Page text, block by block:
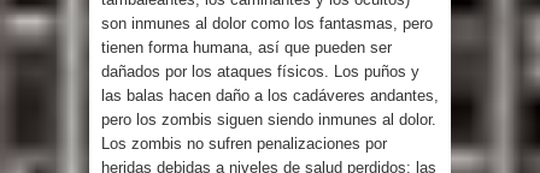
son inmunes al dolor como los fantasmas, pero
tienen forma humana, así que pueden ser
dañados por los ataques físicos. Los puños y
las balas hacen daño a los cadáveres andantes,
pero los zombis siguen siendo inmunes al dolor.
Los zombis no sufren penalizaciones por
heridas debidas a niveles de salud perdidos: las